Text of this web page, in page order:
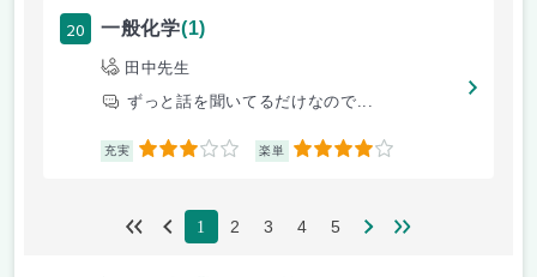
20 一般化学(1)
田中先生
ずっと話を聞いてるだけなので...
充実 3 楽単 4
1 2 3 4 5